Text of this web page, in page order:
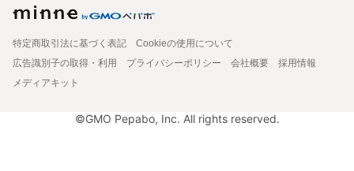
特定商取引法に基づく表記
Cookieの使用について
広告識別子の取得・利用
プライバシーポリシー 会社概要
採用情報
メディアキット
©GMO Pepabo, Inc. All rights reserved.